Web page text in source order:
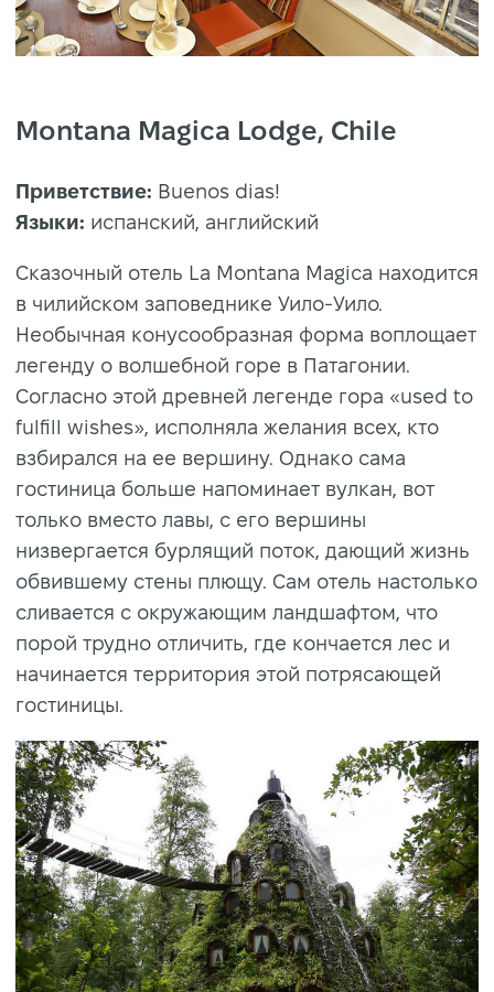
Montana Magica Lodge, Chile
Приветствие: Buenos dias!
Языки: испанский, английский
Сказочный отель La Montana Magica находится
в чилийском заповеднике Уило-Уило.
Необычная конусообразная форма воплощает
легенду о волшебной горе в Патагонии.
Согласно этой древней легенде гора «used to
fulfill wishes», исполняла желания всех, кто
взбирался на ее вершину. Однако сама
гостиница больше напоминает вулкан, вот
только вместо лавы, с его вершины
низвергается бурлящий поток, дающий жизнь
обвившему стены плющу. Сам отель настолько
сливается с окружающим ландшафтом, что
порой трудно отличить, где кончается лес и
начинается территория этой потрясающей
гостиницы.